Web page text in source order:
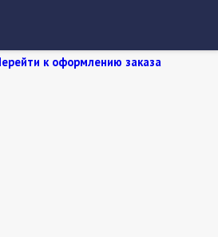
к оформлению заказа